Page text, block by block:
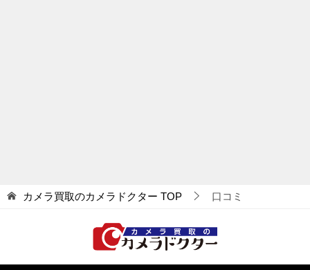
カメラ買取のカメラドクター TOP 口コミ